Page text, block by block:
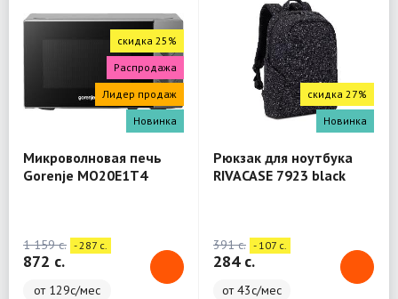
скидка 25%
Распродажа
Лидер продаж
Новинка
Микроволновая печь
Gorenje MO20E1T4
1 159 c. - 287 c.
872 c.
от 129с/мес
скидка 27%
Новинка
Рюкзак для ноутбука
RIVACASE 7923 black
391 c. - 107 c.
284 c.
от 43с/мес